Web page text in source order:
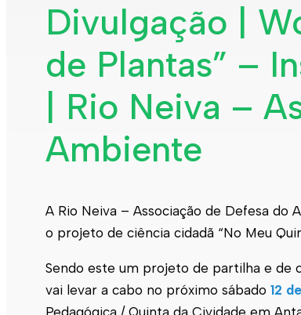
Divulgação |
de Plantas” –
| Rio Neiva –
Ambiente
A Rio Neiva – Associação de Defesa
o projeto de ciência cidadã “No Meu
Sendo este um projeto de partilha e de
vai levar a cabo no próximo sábado 12
Pedagógica / Quinta da Cividade em